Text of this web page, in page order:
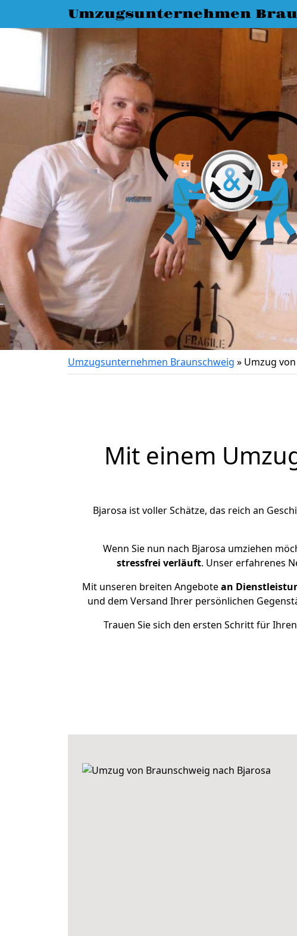
Umzugsunternehmen
Umzugsunternehmen Braunschweig » Umzug
Mit einem
Bjarosa ist voller Schätze, das reich an
Wenn Sie nun nach Bjarosa umziehen
stressfrei verläuft. Unser erfahrenes
Mit unseren breiten Angebotean
und dem Versand Ihrer persönlichen
Trauen Sie sich den ersten Schritt für